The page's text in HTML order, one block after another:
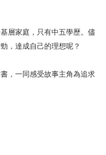
層家庭，只有中五學歷。儘
，達成自己的理想呢？
，一同感受故事主角為追求